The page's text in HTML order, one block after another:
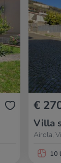
€
Villa
Airola,
10